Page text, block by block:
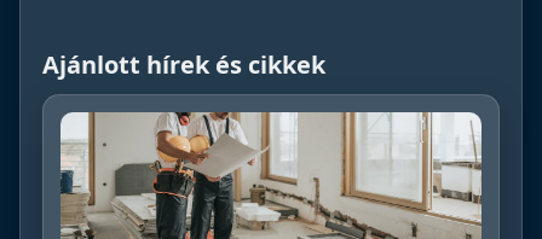
Ajánlott hírek és cikkek